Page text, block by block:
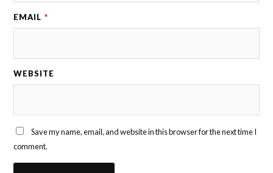
EMAIL *
WEBSITE
Save my name, email, and website in this browser for the next time I
comment.